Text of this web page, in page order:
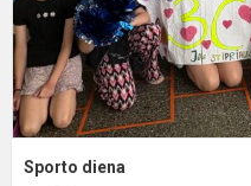
Sporto diena